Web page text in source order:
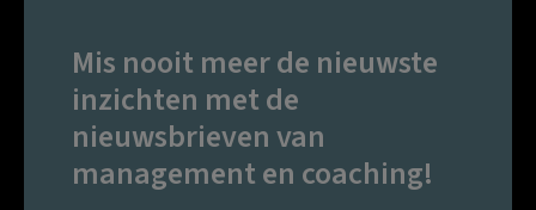
Mis nooit meer de nieuwste
inzichten met de
nieuwsbrieven van
management en coaching!